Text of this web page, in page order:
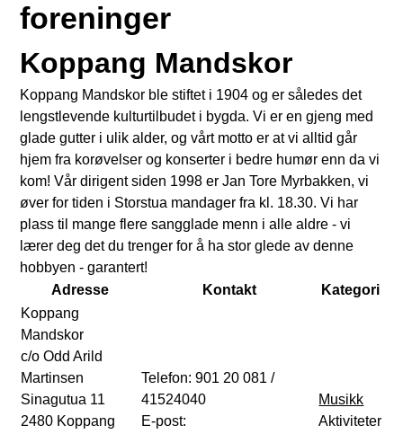
foreninger
Koppang Mandskor
Koppang Mandskor ble stiftet i 1904 og er således det
lengstlevende kulturtilbudet i bygda. Vi er en gjeng med
glade gutter i ulik alder, og vårt motto er at vi alltid går
hjem fra korøvelser og konserter i bedre humør enn da vi
kom! Vår dirigent siden 1998 er Jan Tore Myrbakken, vi
øver for tiden i Storstua mandager fra kl. 18.30. Vi har
plass til mange flere sangglade menn i alle aldre - vi
lærer deg det du trenger for å ha stor glede av denne
hobbyen - garantert!
Adresse
Kontakt
Kategori
Koppang
Mandskor
c/o Odd Arild
Martinsen
Sinagutua 11
2480 Koppang
Telefon:901 20 081 /
41524040
E-post:
Musikk
Aktiviteter